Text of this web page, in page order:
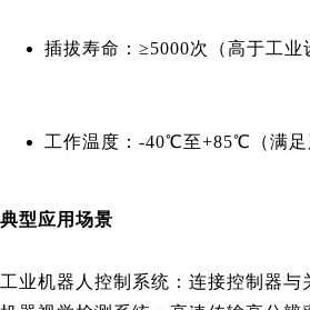
插拔寿命：≥5000次（高于工业
工作温度：-40℃至+85℃（满足
典型应用场景
工业机器人控制系统：连接控制器